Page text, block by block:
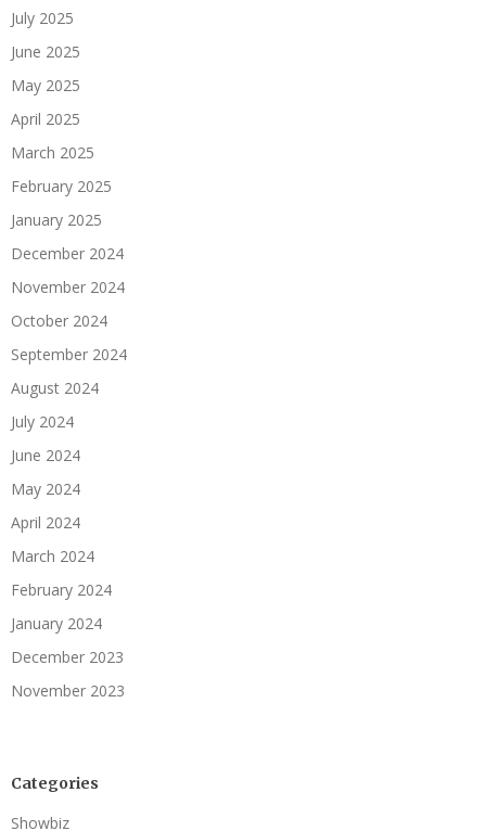
July 2025
June 2025
May 2025
April 2025
March 2025
February 2025
January 2025
December 2024
November 2024
October 2024
September 2024
August 2024
July 2024
June 2024
May 2024
April 2024
March 2024
February 2024
January 2024
December 2023
November 2023
Categories
Showbiz